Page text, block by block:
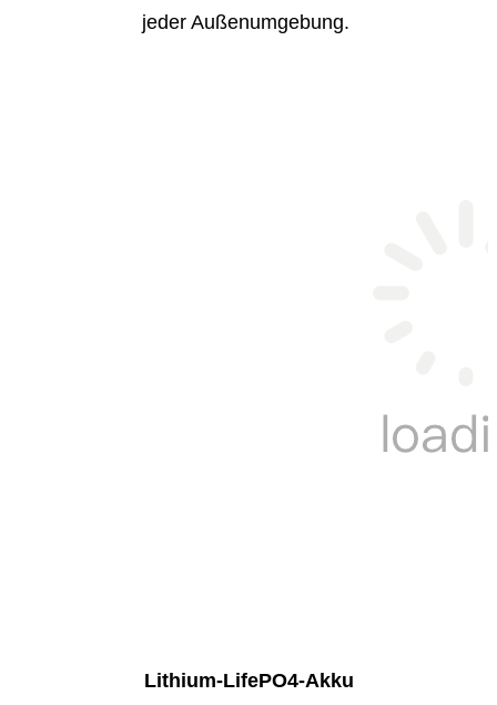
jeder Außenumgebung.
Lithium-LifePO4-Akku